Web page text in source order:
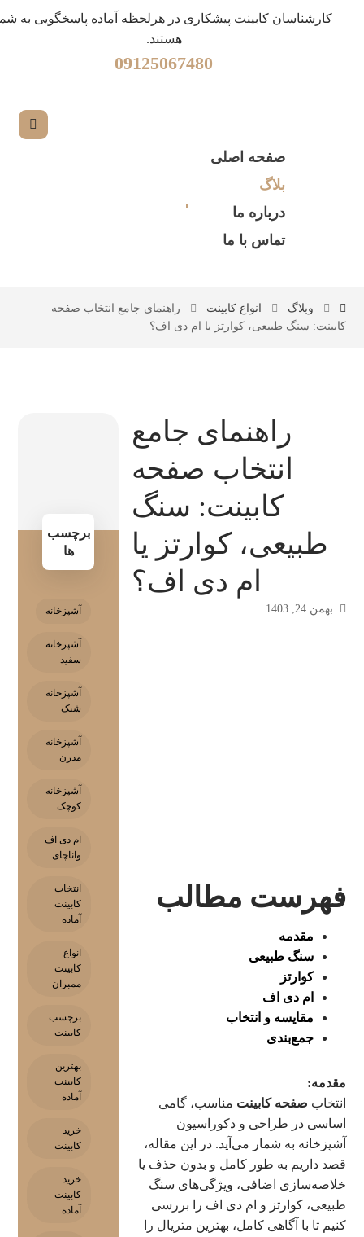
کارشناسان کابینت پیشکاری در هرلحظه آماده پاسخگویی به
هستند.
09125067480
صفحه اصلی
بلاگ
درباره ما
تماس با ما
وبلاگ انواع کابینت
راهنمای جامع انتخاب صفحه
کابینت: سنگ طبیعی، کوارتز یا ام دی اف؟
راهنمای جامع
انتخاب صفحه
کابینت: سنگ
طبیعی، کوارتز یا
ام دی اف؟
بهمن 24, 1403
فهرست مطالب
مقدمه
سنگ طبیعی
کوارتز
ام دی اف
مقایسه و انتخاب
جمع‌بندی
مقدمه:
انتخاب صفحه کابینت مناسب، گامی
اساسی در طراحی و دکوراسیون
آشپزخانه به شمار می‌آید. در این مقاله،
قصد داریم به طور کامل و بدون حذف یا
خلاصه‌سازی اضافی، ویژگی‌های سنگ
طبیعی، کوارتز و ام دی اف را بررسی
کنیم تا با آگاهی کامل، بهترین متریال را
برچسب
ها
آشپزخانه
آشپزخانه
سفید
آشپزخانه
شیک
آشپزخانه
مدرن
آشپزخانه
کوچک
ام دی اف
واناچای
انتخاب
کابینت
آماده
انواع
کابینت
ممبران
برچسب
کابینت
بهترین
کابینت
آماده
خرید
کابینت
خرید
کابینت
آماده